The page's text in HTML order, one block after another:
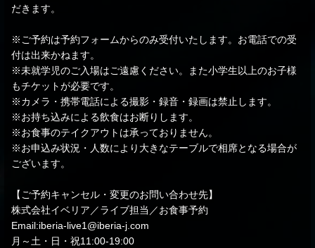
だきます。
※ご予約は予約フォームからのみ受付いたします。お電話での受
付は出来かねます。
※未就学児のご入場はご遠慮ください。また小学生以上のお子様
もチケットが必要です。
※カメラ・携帯電話による撮影・録音・録画は禁止します。
※お持ち込みによる飲食はお断りします。
※お食事のテイクアウトは承っておりません。
※お申込み状況・人数により大きなテーブルで相席となる場合が
ございます。
【ご予約キャンセル・変更のお問い合わせ先】
株式会社イベリア／ライブ担当／お食事予約
Email:iberia-live1@iberia-j.com
月～土・日・祝11:00-19:00